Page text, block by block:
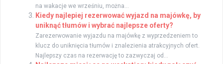
na wakacje we wrześniu, można...
Kiedy najlepiej rezerwować wyjazd na majówkę, by
uniknąć tłumów i wybrać najlepsze oferty?
Zarezerwowanie wyjazdu na majówkę z wyprzedzeniem to
klucz do uniknięcia tłumów i znalezienia atrakcyjnych ofert.
Najlepszy czas na rezerwację to zazwyczaj od...